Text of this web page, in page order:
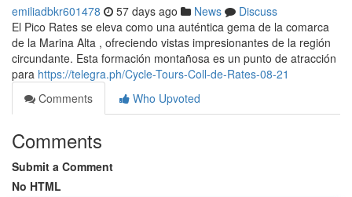
emiliadbkr601478 57 days ago News
Discuss
El Pico Rates se eleva como una auténtica gema de la comarca
de la Marina Alta , ofreciendo vistas impresionantes de la región
circundante. Esta formación montañosa es un punto de atracción
para https://telegra.ph/Cycle-Tours-Coll-de-Rates-08-21
Comments
Who Upvoted
Comments
Submit a Comment
No HTML